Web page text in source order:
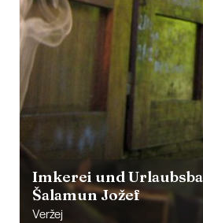
Imkerei und
Šalamun Jožef
Veržej